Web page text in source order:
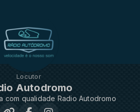
Locutor
Autodromo
com qualidade Radio Autodromo